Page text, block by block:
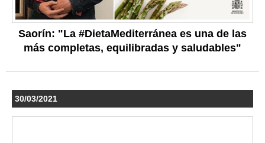
Saorín: "La #DietaMediterránea es una de las
más completas, equilibradas y saludables"
30/03/2021